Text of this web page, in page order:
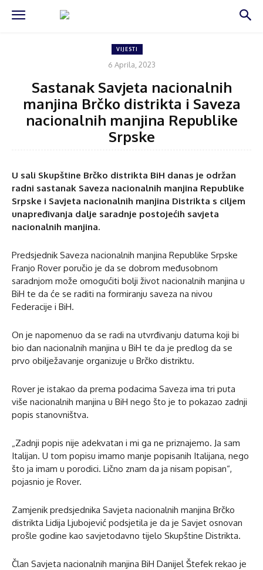
VIJESTI
6 Aprila, 2023
Sastanak Savjeta nacionalnih
manjina Brčko distrikta i Saveza
nacionalnih manjina Republike
Srpske
U sali Skupštine Brčko distrikta BiH danas je održan
radni sastanak Saveza nacionalnih manjina Republike
Srpske i Savjeta nacionalnih manjina Distrikta s ciljem
unapređivanja dalje saradnje postojećih savjeta
nacionalnih manjina.
Predsjednik Saveza nacionalnih manjina Republike Srpske
Franjo Rover poručio je da se dobrom međusobnom
saradnjom može omogućiti bolji život nacionalnih manjina u
BiH te da će se raditi na formiranju saveza na nivou
Federacije i BiH.
On je napomenuo da se radi na utvrđivanju datuma koji bi
bio dan nacionalnih manjina u BiH te da je predlog da se
prvo obilježavanje organizuje u Brčko distriktu.
Rover je istakao da prema podacima Saveza ima tri puta
više nacionalnih manjina u BiH nego što je to pokazao zadnji
popis stanovništva.
„Zadnji popis nije adekvatan i mi ga ne priznajemo. Ja sam
Italijan. U tom popisu imamo manje popisanih Italijana, nego
što ja imam u porodici. Lično znam da ja nisam popisan“,
pojasnio je Rover.
Zamjenik predsjednika Savjeta nacionalnih manjina Brčko
distrikta Lidija Ljubojević podsjetila je da je Savjet osnovan
prošle godine kao savjetodavno tijelo Skupštine Distrikta.
Član Savjeta nacionalnih manjina BiH Danijel Štefek rekao je